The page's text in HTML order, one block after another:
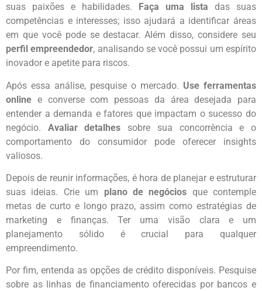
suas paixões e habilidades.
Faça uma lista das suas
competências e interesses; isso ajudará a identificar áreas
em que você pode se destacar. Além disso, considere seu
perfil empreendedor, analisando se você possui um espírito
inovador e apetite para riscos.
Após essa análise, pesquise o mercado. Use ferramentas
online e converse com pessoas da área desejada para
entender a demanda e fatores que impactam o sucesso do
negócio. Avaliar detalhes sobre sua concorrência e o
comportamento do consumidor pode oferecer insights
valiosos.
Depois de reunir informações, é hora de planejar e estruturar
suas ideias. Crie um plano de negócios que contemple
metas de curto e longo prazo, assim como estratégias de
marketing e finanças. Ter uma visão clara e um
planejamento sólido é crucial para qualquer
empreendimento.
Por fim, entenda as opções de crédito disponíveis. Pesquise
sobre as linhas de financiamento oferecidas por bancos e